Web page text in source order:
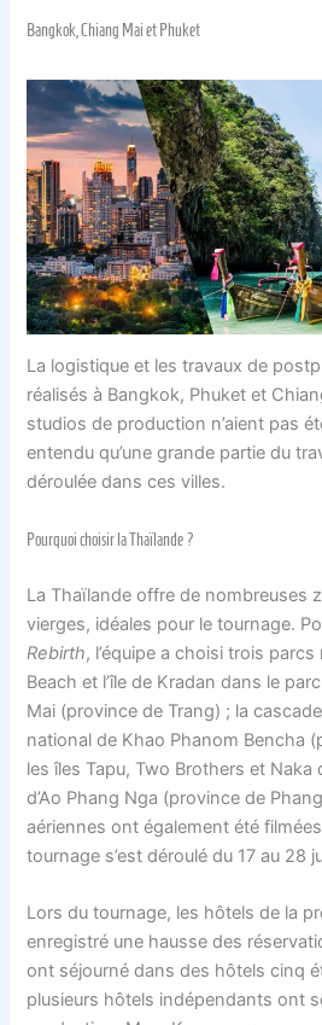
Bangkok, Chiang Mai et Phuket
La logistique et les travaux de
réalisés à Bangkok, Phuket et
studios de production n’aient pas
entendu qu’une grande partie du
déroulée dans ces villes.
Pourquoi choisir la Thaïlande ?
La Thaïlande offre de nombreuses
vierges, idéales pour le tournage.
Rebirth, l’équipe a choisi trois
Beach et l’île de Kradan dans le
Mai (province de Trang) ; la
national de Khao Phanom Bencha
les îles Tapu, Two Brothers et
d’Ao Phang Nga (province de
aériennes ont également été
tournage s’est déroulé du 17 au 28
Lors du tournage, les hôtels de la
enregistré une hausse des
ont séjourné dans des hôtels cinq
plusieurs hôtels indépendants ont